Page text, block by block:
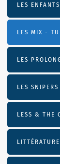
LES
LES MIX - TU
LES
LES
LESS & THE
LITTÉRATURE